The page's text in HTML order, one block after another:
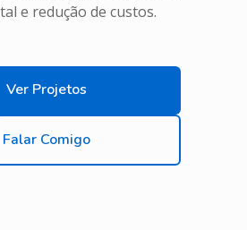
e redução de custos.
Ver Projetos
Falar Comigo